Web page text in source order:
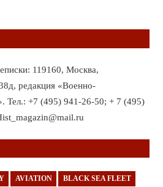
119160, Москва,
редакция «Военно-
Тел.: +7 (495) 941-26-50; + 7 (495)
AVIATION BLACK SEA FLEET